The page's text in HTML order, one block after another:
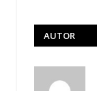
AUTOR